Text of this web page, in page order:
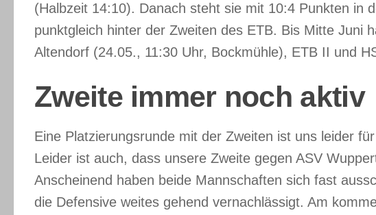
(Halbzeit 14:10). Danach steht sie mit 10:4 Punkten in
punktgleich hinter der Zweiten des ETB. Bis Mitte Juni
Altendorf (24.05., 11:30 Uhr, Bockmühle), ETB II und
Zweite immer noch aktiv
Eine Platzierungsrunde mit der Zweiten ist uns leider
Leider ist auch, dass unsere Zweite gegen ASV
Anscheinend haben beide Mannschaften sich fast
die Defensive weites gehend vernachlässigt. Am